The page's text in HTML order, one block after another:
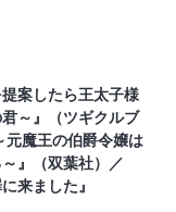
案したら王太子様
～』（ツギクルブ
元魔王の伯爵令嬢は
』（双葉社）／
来ました』